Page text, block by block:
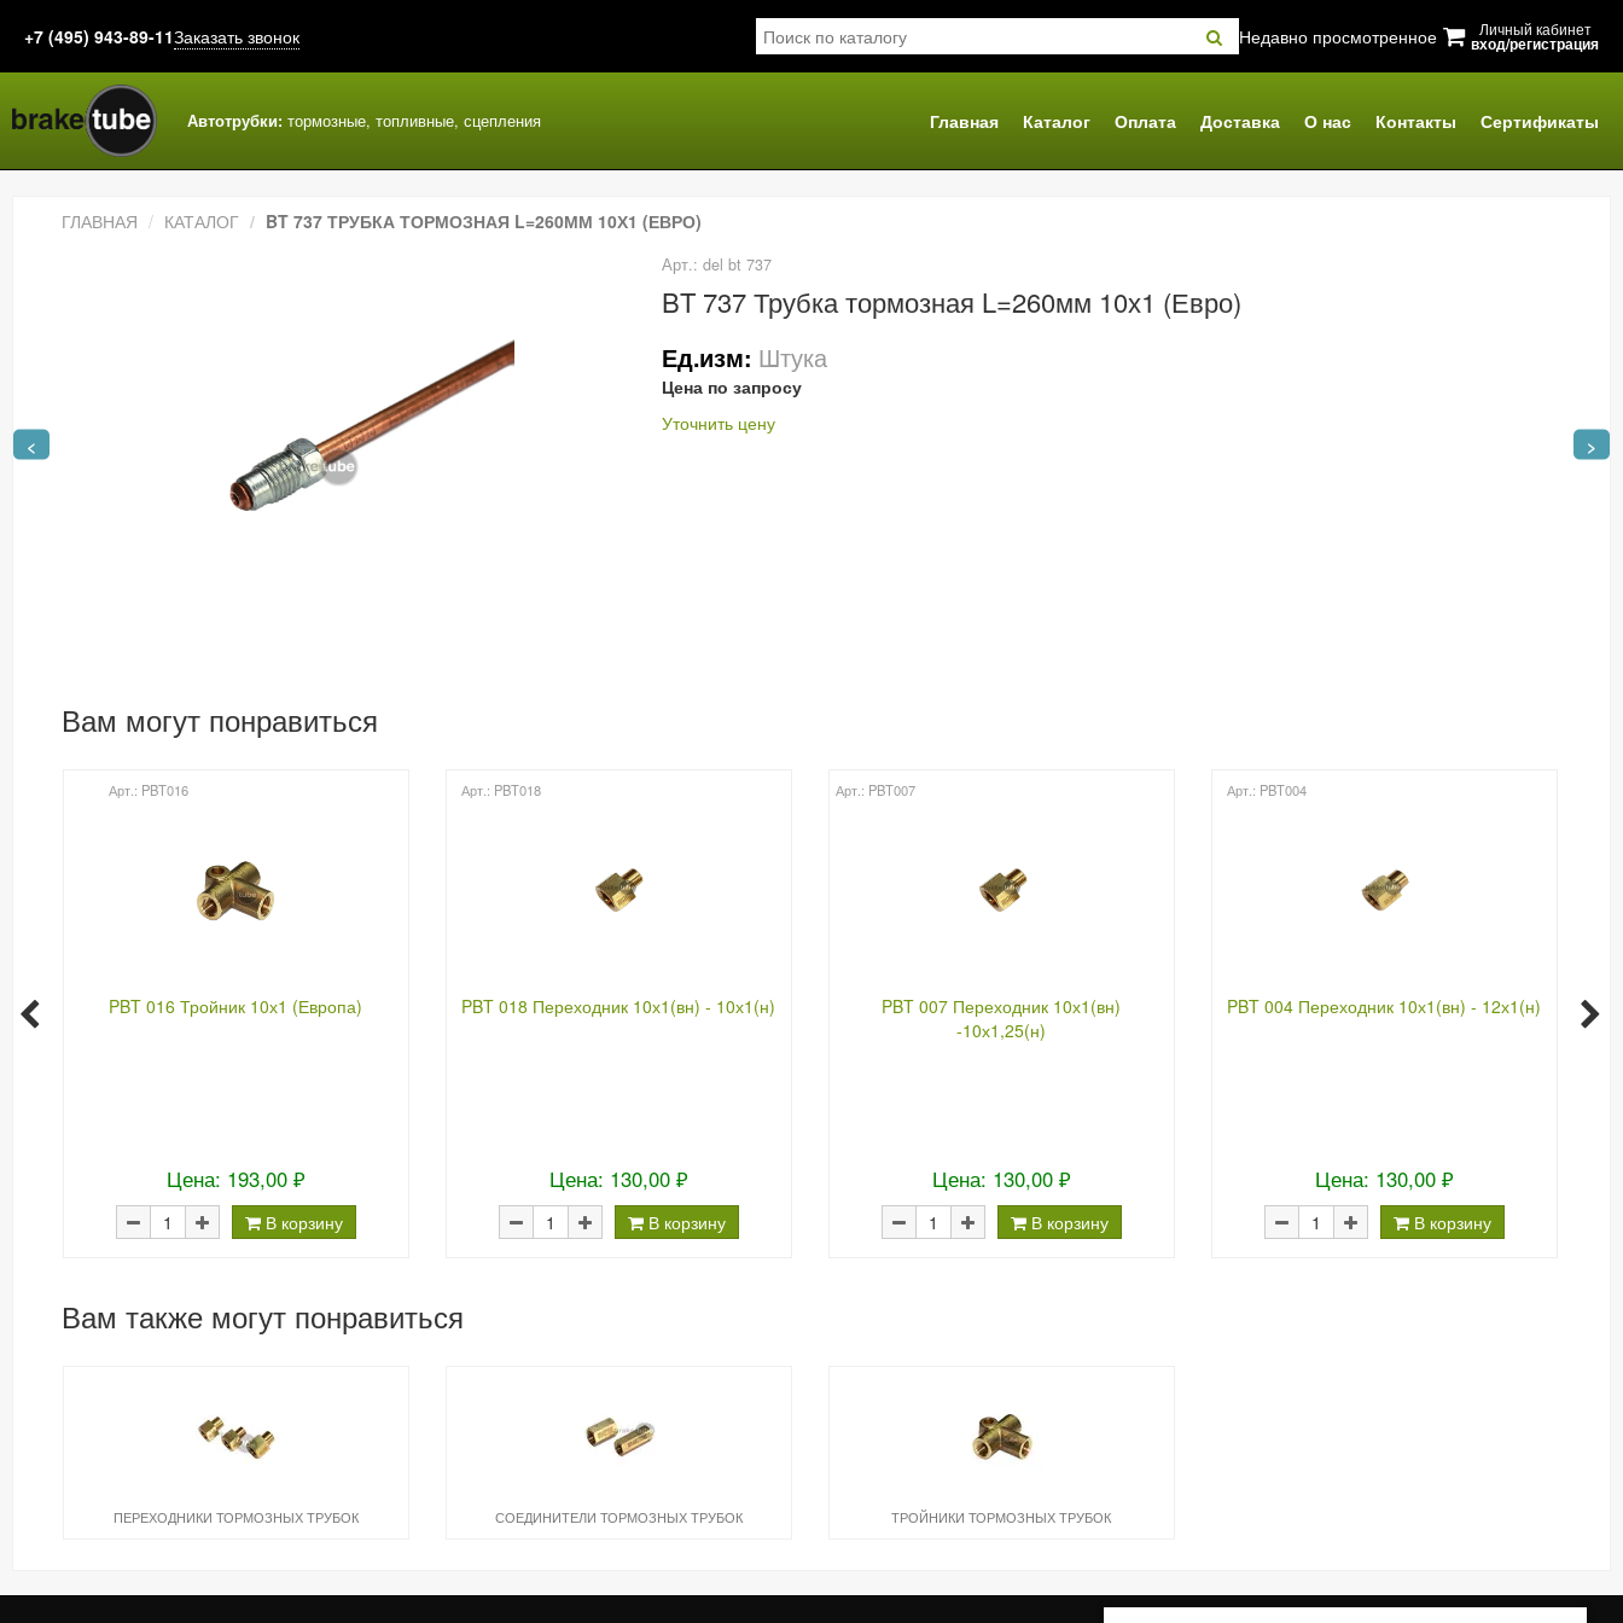
+7 (495) 943-89-11Заказать звонок Недавно просмотренное Личный кабинет
вход/регистрация
Автотрубки: тормозные, топливные, сцепления Главная Каталог Оплата Доставка О нас Контакты Сертификаты
< >
ГЛАВНАЯ КАТАЛОГ BT 737 ТРУБКА ТОРМОЗНАЯ L=260ММ 10Х1 (ЕВРО)
Арт.: del bt 737
BT 737 Трубка тормозная L=260мм 10х1 (Евро)
Ед.изм: Штука
Цена по запросу
Уточнить цену
Вам могут понравиться
Арт.: PBT016
PBT 016 Тройник 10х1 (Европа)
Цена: 193,00 ₽
В корзину
Арт.: PBT018
PBT 018 Переходник 10х1(вн) - 10х1(н)
Цена: 130,00 ₽
В корзину
Арт.: PBT007
PBT 007 Переходник 10х1(вн)
-10х1,25(н)
Цена: 130,00 ₽
В корзину
Арт.: PBT004
PBT 004 Переходник 10х1(вн) - 12х1(н)
Цена: 130,00 ₽
В корзину
Вам также могут понравиться
ПЕРЕХОДНИКИ ТОРМОЗНЫХ ТРУБОК СОЕДИНИТЕЛИ ТОРМОЗНЫХ ТРУБОК ТРОЙНИКИ ТОРМОЗНЫХ ТРУБОК